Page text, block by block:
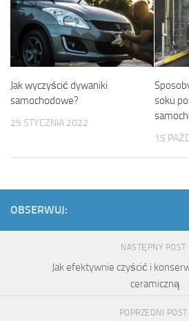
Jak wyczyścić dywaniki
samochodowe?
25 STYCZNIA 2022
soku
15
OBSERWUJ:
NASTĘPNY POST
Jak efektywnie czyścić i
ceramiczną
POPRZEDNI POST